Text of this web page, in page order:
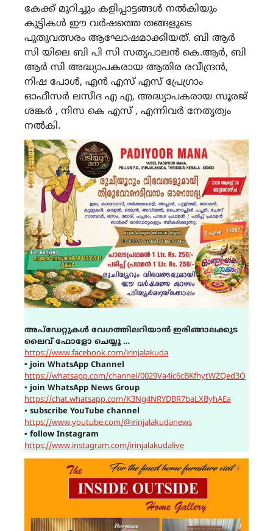
കേക്ക് മുറിച്ചും കളിപ്പാട്ടങ്ങൾ നൽകിയും
കുട്ടികൾ ഈ വർഷത്തെ തങ്ങളുടെ
പുതുവത്സരം ആഘോഷമാക്കിയത്. ബി ആർ
സി യിലെ ബി പി സി സത്യപാലൻ കെ.ആർ, ബി
ആർ സി അദ്ധ്യാപകരായ ആതിര രവീന്ദ്രൻ,
നിഷ പോൾ, എൻ എസ് എസ് പ്രേഗ്രാം
ഓഫീസർ ലസീദ എ എ, അദ്ധ്യാപകരായ സൂരജ്
ശങ്കർ , നിസ കെ എസ് , എന്നിവർ നേതൃത്വം
നൽകി.
അപ്ഡേറ്റുകൾ വേഗത്തിലറിയാൻ ഇരിങ്ങാലക്കുട
ലൈവ് ഫോളോ ചെയ്യൂ …
https://www.facebook.com/irinjalakuda
▪ join WhatsApp Channel
https://whatsapp.com/channel/0029Va4ic6cBKfhytWZQed3O
▪ join WhatsApp News Group
https://chat.whatsapp.com/K3Ng4NRYDBR7baLXByhAEa
▪ subscribe YouTube channel
https://www.youtube.com/@irinjalakudanews
▪ follow Instagram
https://www.instagram.com/irinjalakudalive